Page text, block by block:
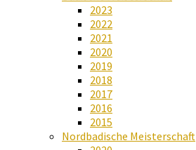
2023
2022
2021
2020
2019
2018
2017
2016
2015
Nordbadische Meisterschaft